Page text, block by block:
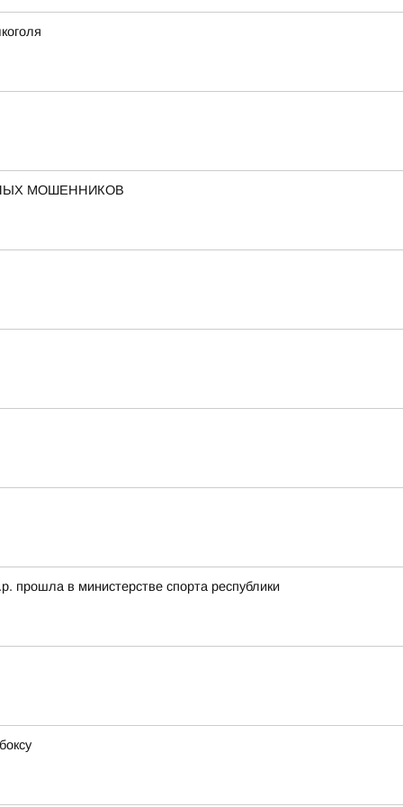
МОШЕННИКОВ
прошла в министерстве спорта республики